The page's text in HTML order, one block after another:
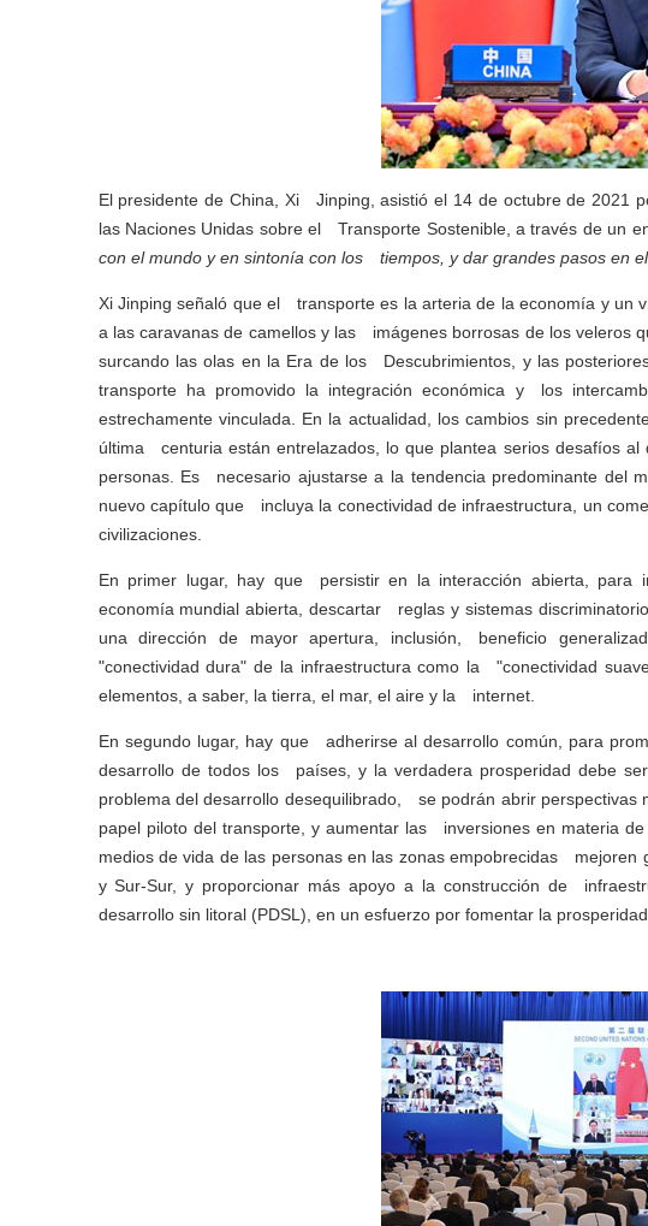
El presidente de China, Xi Jinping, asistió el 14 de octubre de 2021
las Naciones Unidas sobre el Transporte Sostenible, a través de un
con el mundo y en sintonía con los tiempos, y dar grandes pasos en
Xi Jinping señaló que el transporte es la arteria de la economía y un
a las caravanas de camellos y las imágenes borrosas de los veleros
surcando las olas en la Era de los Descubrimientos, y las
transporte ha promovido la integración económica y los
estrechamente vinculada. En la actualidad, los cambios sin
última centuria están entrelazados, lo que plantea serios desafíos
personas. Es necesario ajustarse a la tendencia predominante del
nuevo capítulo que incluya la conectividad de infraestructura, un
civilizaciones.
En primer lugar, hay que persistir en la interacción abierta, para
economía mundial abierta, descartar reglas y sistemas
una dirección de mayor apertura, inclusión, beneficio
"conectividad dura" de la infraestructura como la "conectividad
elementos, a saber, la tierra, el mar, el aire y la internet.
En segundo lugar, hay que adherirse al desarrollo común, para
desarrollo de todos los países, y la verdadera prosperidad debe
problema del desarrollo desequilibrado, se podrán abrir
papel piloto del transporte, y aumentar las inversiones en materia
medios de vida de las personas en las zonas empobrecidas
y Sur-Sur, y proporcionar más apoyo a la construcción de
desarrollo sin litoral (PDSL), en un esfuerzo por fomentar la